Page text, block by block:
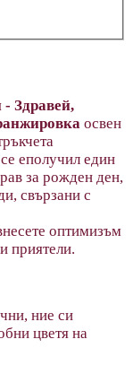
- Здравей,
освен
еполучил един
за рожден ден,
свързани с
оптимизъм
приятели.
ние си
цветя на